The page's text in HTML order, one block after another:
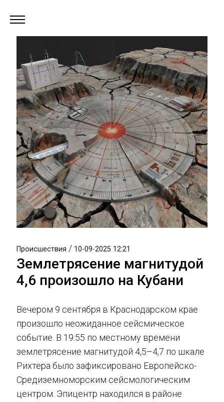
Происшествия / 10-09-2025 12:21
Землетрясение магнитудой
4,6 произошло на Кубани
Вечером 9 сентября в Краснодарском крае
произошло неожиданное сейсмическое
событие. В 19:55 по местному времени
землетрясение магнитудой 4,5–4,7 по шкале
Рихтера было зафиксировано Европейско-
Средиземноморским сейсмологическим
центром. Эпицентр находился в районе